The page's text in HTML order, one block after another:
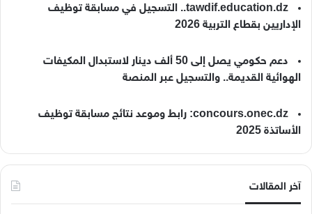
tawdif.education.dz.. التسجيل في مسابقة توظيف
الإداريين بقطاع التربية 2026
دعم حكومي يصل إلى 50 ألف دينار لاستبدال المكيفات
الهوائية القديمة.. والتسجيل عبر المنصة
concours.onec.dz: رابط وموعد نتائج مسابقة توظيف
الأساتذة 2025
آخر المقالات